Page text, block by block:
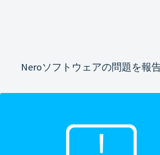
Neroソフトウェアの問題を報